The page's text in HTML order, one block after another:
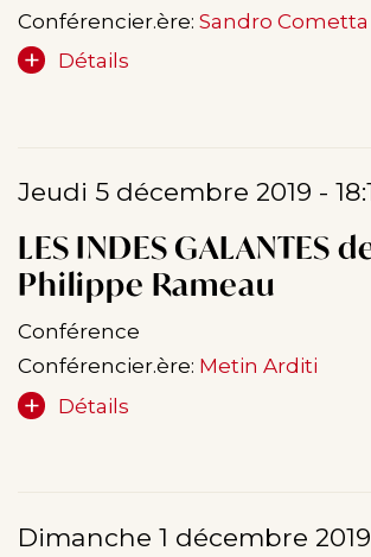
Conférencier.ère: Sandro Cometta
Détails
Jeudi 5 décembre 2019 -
LES INDES GALANTES
Philippe Rameau
Conférence
Conférencier.ère: Metin Arditi
Détails
Dimanche 1 décembre